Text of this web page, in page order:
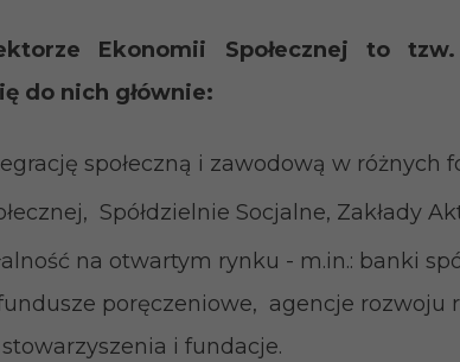
Ekonomii Społecznej to
do nich głównie:
społeczną i zawodową w różnych
Spółdzielnie Socjalne, Zakłady
na otwartym rynku - m.in.: banki
poręczeniowe, agencje rozwoju
i fundacje.